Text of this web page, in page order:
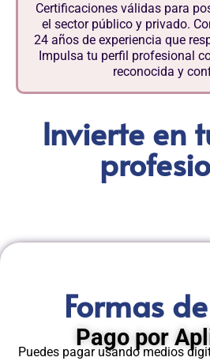
Certificaciones válidas para
el sector público y privado.
24 años de experiencia que
Impulsa tu perfil profesional
reconocida y
Invierte en
Formas
Pago por
Puedes pagar usando medios